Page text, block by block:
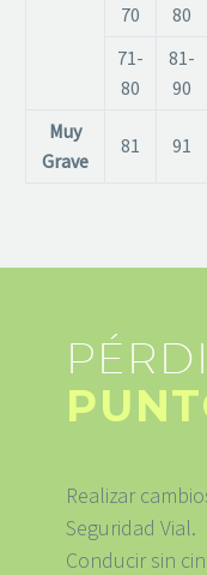
70
80
71-
80
81-
90
Muy
Grave
81 91
Realizar
Seguridad Vial.
Conducir sin